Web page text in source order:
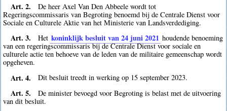
Art. 2.
De heer Axel Van Den Abbeele wordt tot
Regeringscommissaris van Begroting benoemd bij de Centrale Dienst voor
Sociale en Culturele Aktie van het Ministerie van Landsverdediging.
Art. 3. Het koninklijk besluit van 24 juni 2021 houdende benoeming
van een regeringscommissaris bij de Centrale Dienst voor sociale en
culturele actie ten behoeve van de leden van de militaire gemeenschap wordt
opgeheven.
Art. 4. Dit besluit treedt in werking op 15 september 2023.
Art. 5.
De minister bevoegd voor Begroting is belast met de uitvoering
van dit besluit.